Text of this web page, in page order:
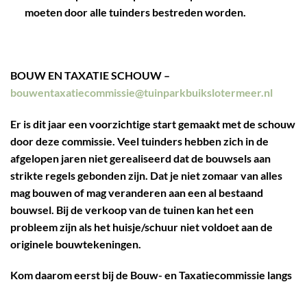
moeten door alle tuinders bestreden worden.
BOUW EN TAXATIE SCHOUW –
bouwentaxatiecommissie@tuinparkbuikslotermeer.nl
Er is dit jaar een voorzichtige start gemaakt met de schouw
door deze commissie. Veel tuinders hebben zich in de
afgelopen jaren niet gerealiseerd dat de bouwsels aan
strikte regels gebonden zijn. Dat je niet zomaar van alles
mag bouwen of mag veranderen aan een al bestaand
bouwsel. Bij de verkoop van de tuinen kan het een
probleem zijn als het huisje/schuur niet voldoet aan de
originele bouwtekeningen.
Kom daarom eerst bij de Bouw- en Taxatiecommissie langs